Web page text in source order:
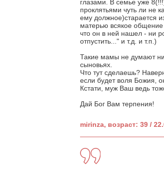
глазами. В семье уже
проклятьями чуть ли не
ему должное)старается
матерью всякое общение
что он в ней нашел - ни
отпустить..." и т.д. и т.п.)
Такие мамы не думают ни
сыновьях.
Что тут сделаешь?
если будет воля Божия,
Кстати, муж Ваш ведь
Дай Бог Вам терпения!
mirinza, возраст: 39 /